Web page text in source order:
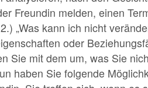
Freundin melden, einen
„Was kann ich nicht
oder
Sie mit dem um, was Sie
haben Sie folgende